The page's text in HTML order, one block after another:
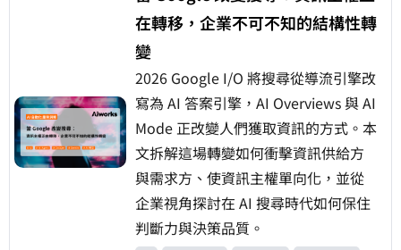
在轉移，企業不可不知的結構性轉
變
2026 Google I/O 將搜尋從導流引擎改
寫為 AI 答案引擎，AI Overviews 與 AI
Mode 正改變人們獲取資訊的方式。本
文拆解這場轉變如何衝擊資訊供給方
與需求方、使資訊主權單向化，並從
企業視角探討在 AI 搜尋時代如何保住
判斷力與決策品質。